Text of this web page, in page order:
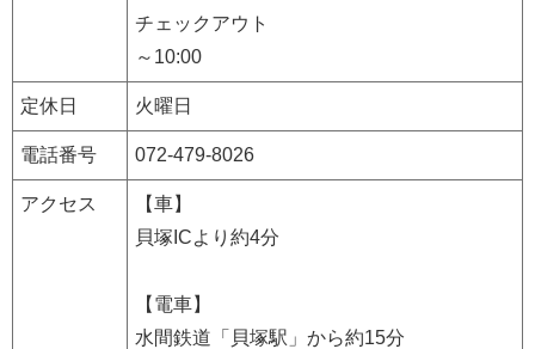
チェックアウト
～10:00
定休日 火曜日
電話番号 072-479-8026
アクセス
【車】
貝塚ICより約4分
【電車】
水間鉄道「貝塚駅」から約15分